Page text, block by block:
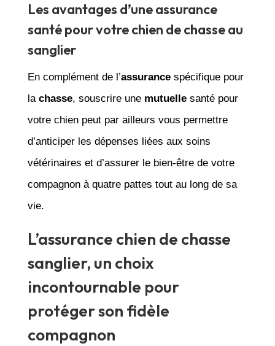
Les avantages d’une assurance
santé pour votre chien de chasse au
sanglier
En complément de l’assurancespécifique pour
la chasse, souscrire une mutuellesanté pour
votre chien peut par ailleurs vous permettre
d’anticiper les dépenses liées aux soins
vétérinaires et d’assurer le bien-être de votre
compagnon à quatre pattes tout au long de sa
vie.
L’assurance chien de chasse
sanglier, un choix
incontournable pour
protéger son fidèle
compagnon